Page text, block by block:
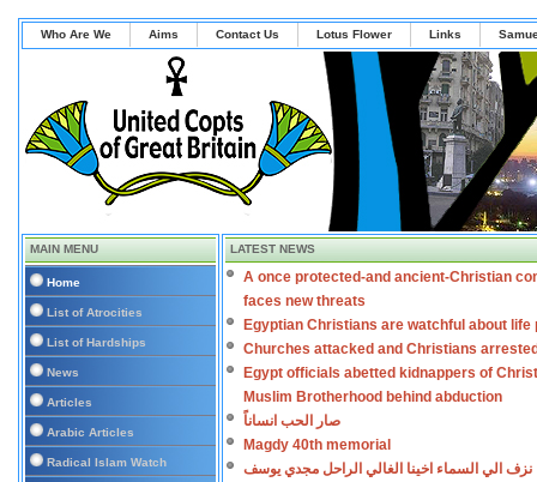
Who Are We Aims Contact Us Lotus Flower Links
MAIN MENU
Home
List of Atrocities
List of Hardships
News
Articles
Arabic Articles
Radical Islam Watch
LATEST NEWS
A once protected-and ancient-Christian
faces new threats
Egyptian Christians are watchful about life
Churches attacked and Christians
Egypt officials abetted kidnappers of
Muslim Brotherhood behind abduction
صار الحب انساناً
Magdy 40th memorial
نزف الي السماء اخينا الغالي الراحل مجدي يوسف